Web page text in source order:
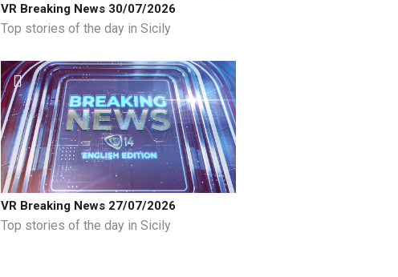
VR Breaking News 30/07/2026
Top stories of the day in Sicily
VR Breaking News 27/07/2026
Top stories of the day in Sicily